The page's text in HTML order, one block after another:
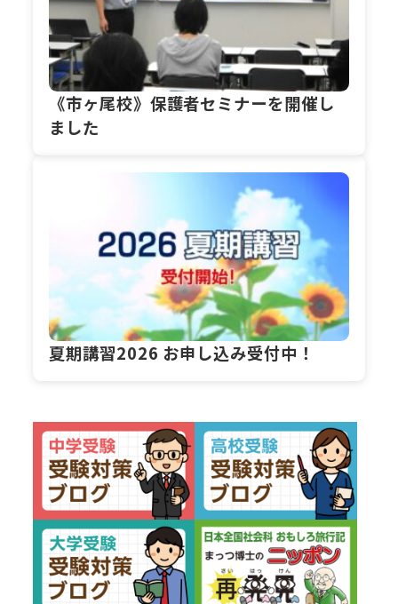
《市ヶ尾校》保護者セミナーを開催し
ました
夏期講習2026 お申し込み受付中！